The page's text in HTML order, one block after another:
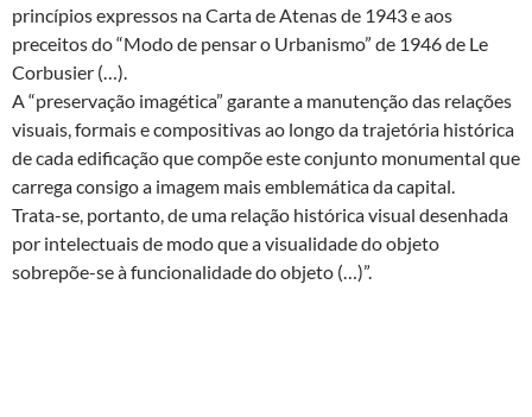
princípios expressos na Carta de Atenas de 1943 e aos
preceitos do “Modo de pensar o Urbanismo” de 1946 de Le
Corbusier (…).
A “preservação imagética” garante a manutenção das relações
visuais, formais e compositivas ao longo da trajetória histórica
de cada edificação que compõe este conjunto monumental que
carrega consigo a imagem mais emblemática da capital.
Trata-se, portanto, de uma relação histórica visual desenhada
por intelectuais de modo que a visualidade do objeto
sobrepõe-se à funcionalidade do objeto (…)”.